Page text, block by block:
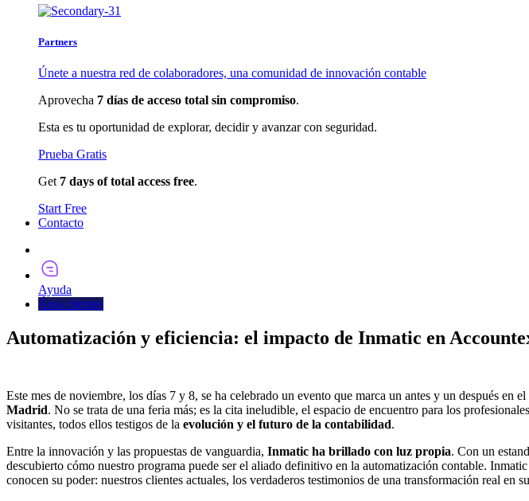
Partners
Únete a nuestra red de colaboradores, una comunidad de innovación contable
Aprovecha 7 días de acceso total sin compromiso.
Esta es tu oportunidad de explorar, decidir y avanzar con seguridad.
Prueba Gratis
Get 7 days of total access free.
Start Free
Contacto
Ayuda
Área clientes
Automatización y eficiencia: el impacto de Inmatic en
Este mes de noviembre, los días 7 y 8, se ha celebrado un evento que marca un antes y un después en el
Madrid. No se trata de una feria más; es la cita ineludible, el espacio de encuentro para los
visitantes, todos ellos testigos de la evolución y el futuro de la contabilidad.
Entre la innovación y las propuestas de vanguardia, Inmatic ha brillado con luz propia. Con un
descubierto cómo nuestro programa puede ser el aliado definitivo en la automatización contable.
conocen su poder: nuestros clientes actuales, los verdaderos testimonios de una transformación real en